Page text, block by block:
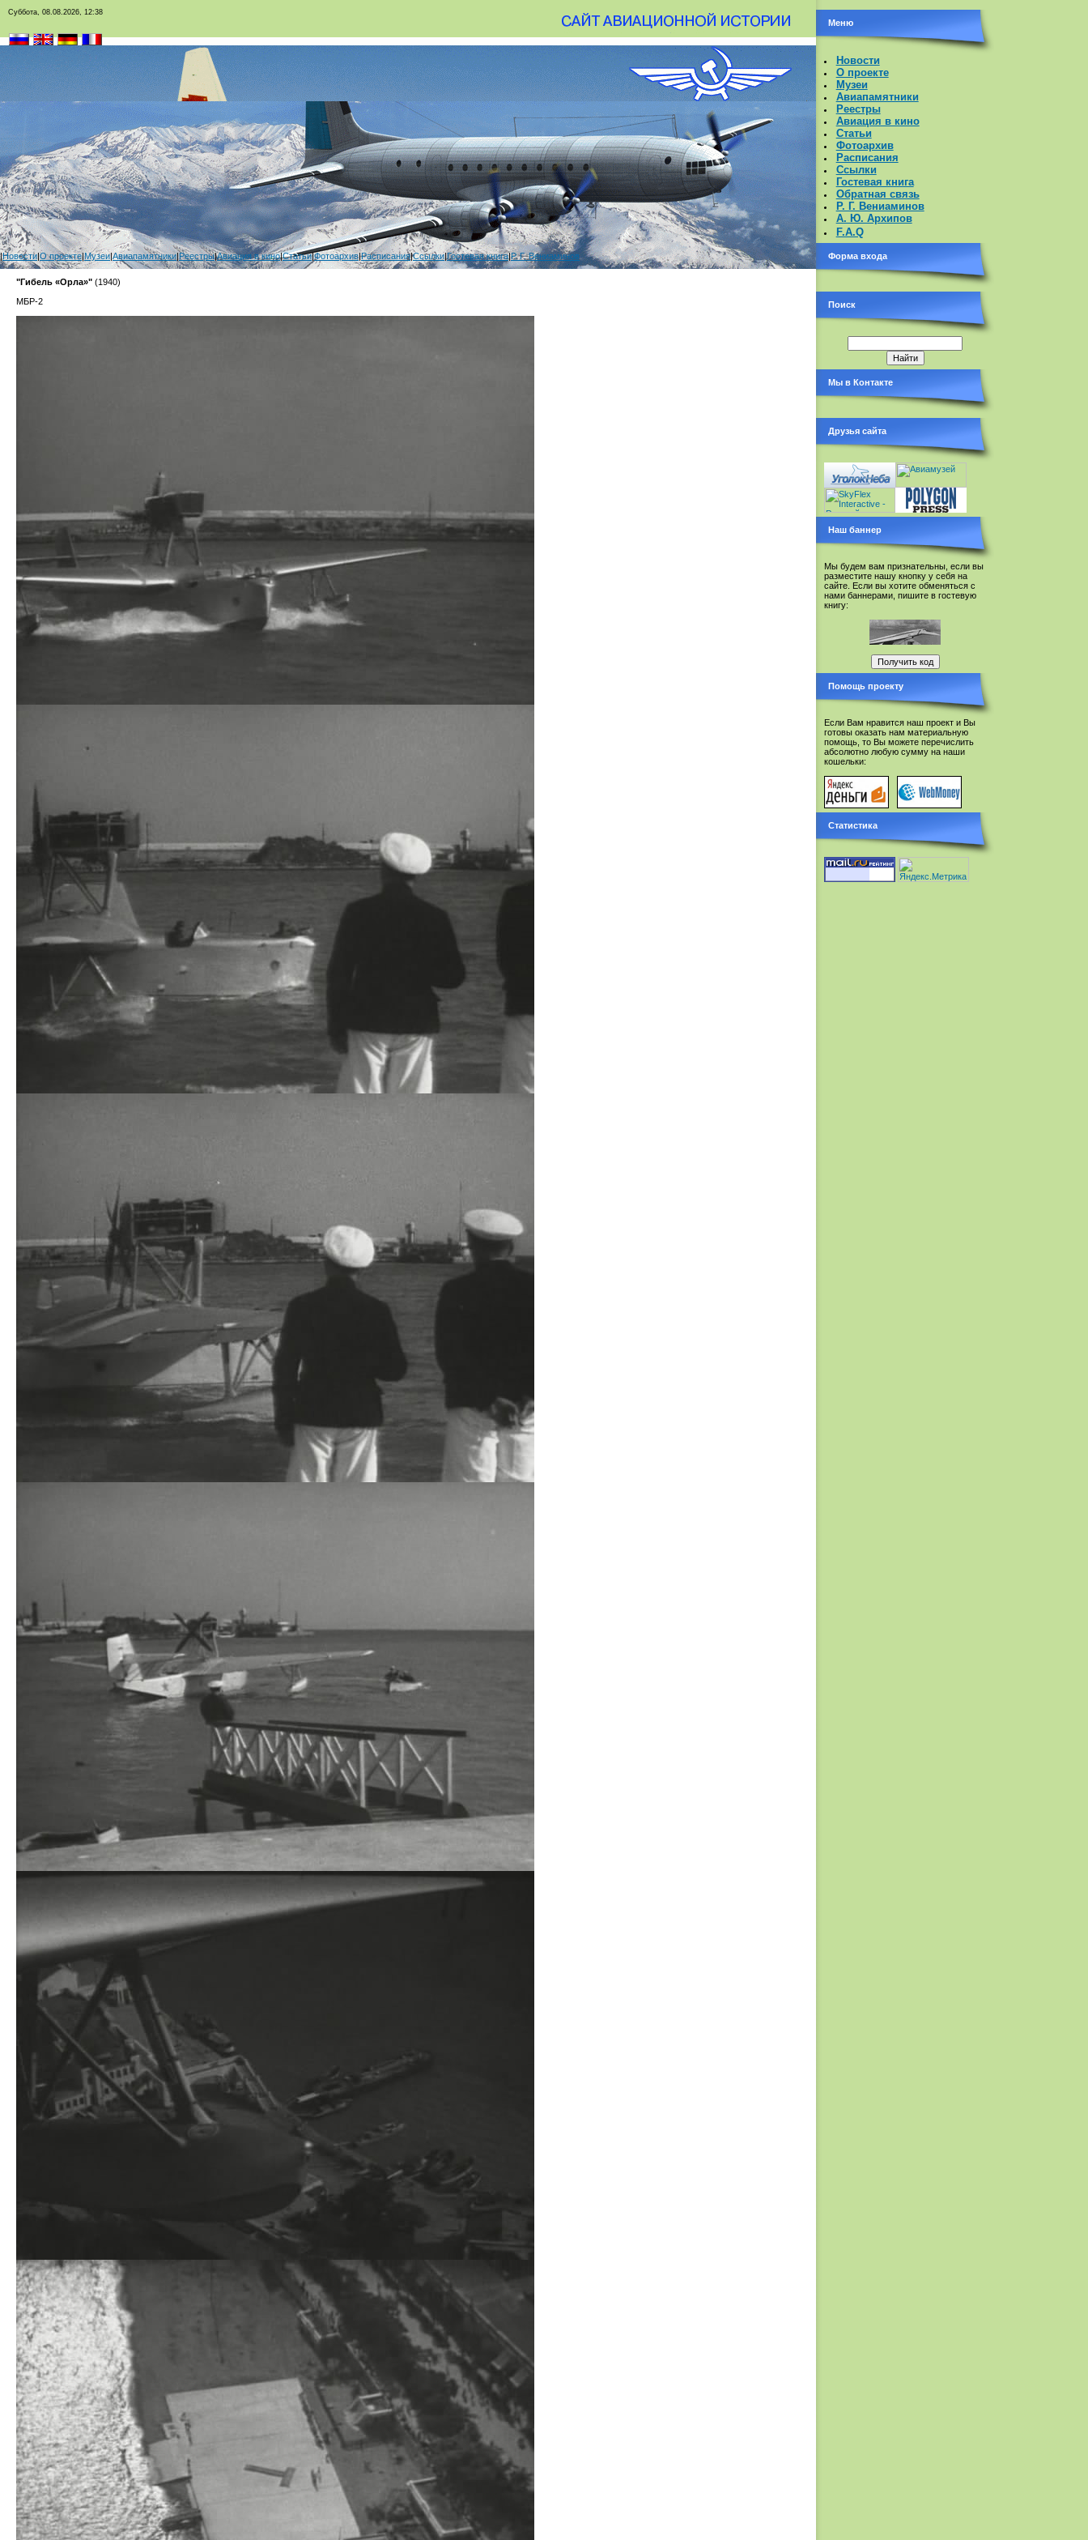
Суббота, 08.08.2026, 12:38
|Новости|О проекте|Музеи|Авиапамятники|Реестры|Авиация в кино|Статьи|Фотоархив|Расписания|Ссылки|Гостевая книга|Р. Г. Вениаминов
"Гибель «Орла»" (1940)
МБР-2
Меню
Новости
О проекте
Музеи
Авиапамятники
Реестры
Авиация в кино
Статьи
Фотоархив
Расписания
Ссылки
Гостевая книга
Обратная связь
Р. Г. Вениаминов
А. Ю. Архипов
F.A.Q
Форма входа
Поиск
Мы в Контакте
Друзья сайта
Наш баннер
Мы будем вам признательны, если вы
разместите нашу кнопку у себя на
сайте. Если вы хотите обменяться с
нами баннерами, пишите в гостевую
книгу:
Помощь проекту
Если Вам нравится наш проект и Вы
готовы оказать нам материальную
помощь, то Вы можете перечислить
абсолютно любую сумму на наши
кошельки:
Статистика